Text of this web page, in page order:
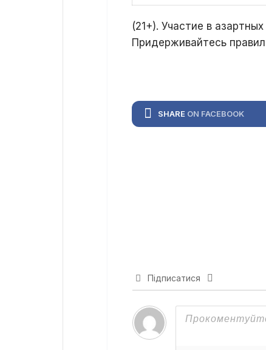
(21+). Участие в
Придерживайтесь
SHARE ON FACEBOOK
Підписатися